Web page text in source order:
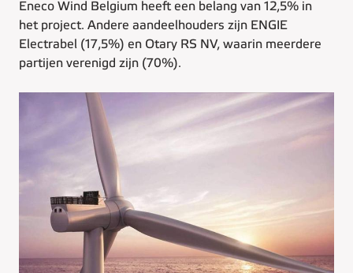
Eneco Wind Belgium heeft een belang van 12,5% in
het project. Andere aandeelhouders zijn ENGIE
Electrabel (17,5%) en Otary RS NV, waarin meerdere
partijen verenigd zijn (70%).